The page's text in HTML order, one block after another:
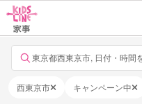
東京都西東京市, 日付・時間
西東京市 キャンペーン中